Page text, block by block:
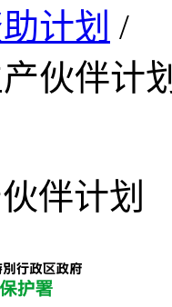
计划 /
伙伴计划
伴计划